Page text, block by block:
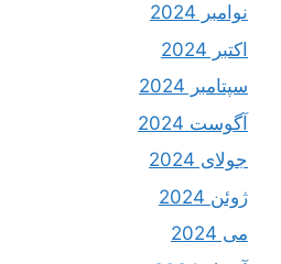
نوامبر 2024
اکتبر 2024
سپتامبر 2024
آگوست 2024
جولای 2024
ژوئن 2024
می 2024